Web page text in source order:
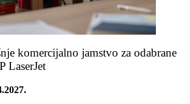
komercijalno jamstvo za odabrane
LaserJet